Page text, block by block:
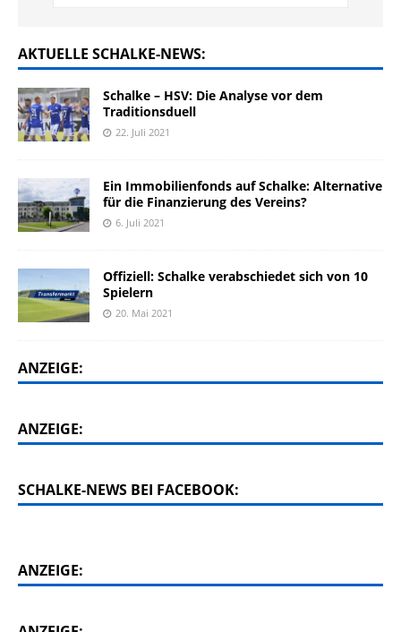
AKTUELLE SCHALKE-NEWS:
Schalke – HSV: Die Analyse vor dem
Traditionsduell
22. Juli 2021
Ein Immobilienfonds auf Schalke: Alternative
für die Finanzierung des Vereins?
6. Juli 2021
Offiziell: Schalke verabschiedet sich von 10
Spielern
20. Mai 2021
ANZEIGE:
ANZEIGE:
SCHALKE-NEWS BEI FACEBOOK:
ANZEIGE: